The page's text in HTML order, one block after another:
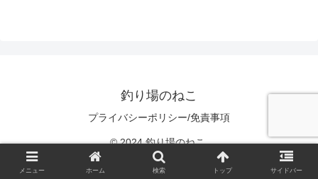
釣り場のねこ
プライバシーポリシー/免責事項
© 2024 釣り場のねこ.
メニュー ホーム 検索 トップ サイドバー